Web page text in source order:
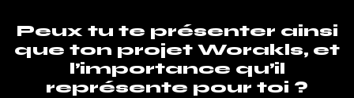
Peux tu te présenter ainsi
que ton projet Worakls, et
l’importance qu’il
représente pour toi ?